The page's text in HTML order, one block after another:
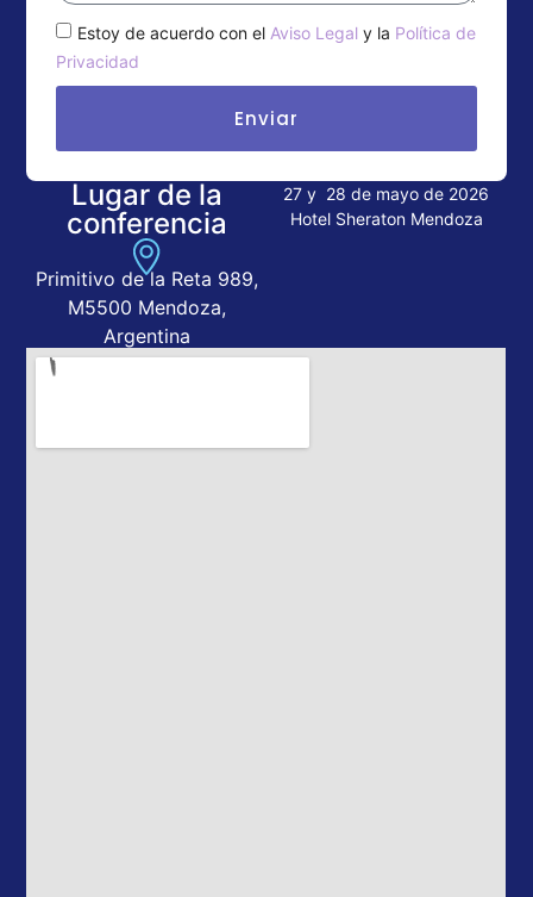
Lugar de la
conferencia
Primitivo de la Reta 989,
M5500 Mendoza,
Argentina
27 y 28 de mayo de 2026
Hotel Sheraton Mendoza
Estoy de acuerdo con el Aviso Legaly la Política de
Privacidad
Enviar